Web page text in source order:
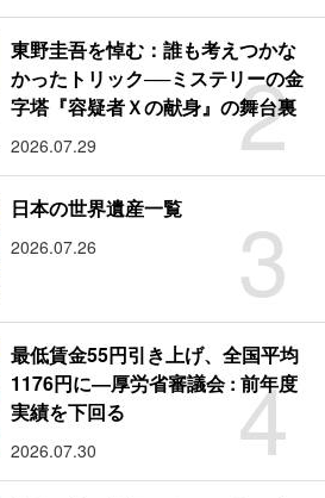
2
東野圭吾を悼む：誰も考えつかな
かったトリック──ミステリーの金
字塔『容疑者Ｘの献身』の舞台裏
2026.07.29
3
日本の世界遺産一覧
2026.07.26
4
最低賃金55円引き上げ、全国平均
1176円に―厚労省審議会 : 前年度
実績を下回る
2026.07.30